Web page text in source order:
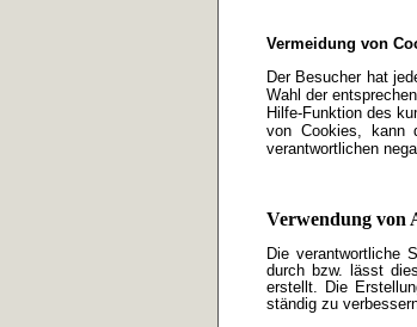
Vermeidung von
Der Besucher hat
Wahl der
Hilfe-Funktion des
von Cookies, kann
verantwortlichen
Verwendung von
Die verantwortliche
durch bzw. lässt
erstellt. Die
ständig zu